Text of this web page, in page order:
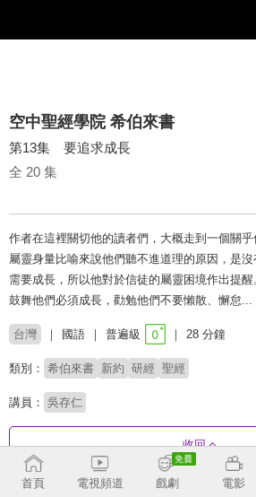
空中聖經學院 希伯來書
第13集 要追求成長
全 20 集
作者在這裡關切他的讀者們，大概走到一個關
屬靈身量比喻來說他們聽不進道理的原因，是
需要成長，所以他對於信徒的屬靈困境作出提
鼓舞他們必須成長，勸勉他們不要懶散、懈怠...
台灣 國語 普遍級 28 分鐘
類別： 希伯來書 新約 研經 聖經
講員： 吳存仁
收回
首頁 電視頻道 戲劇 電影